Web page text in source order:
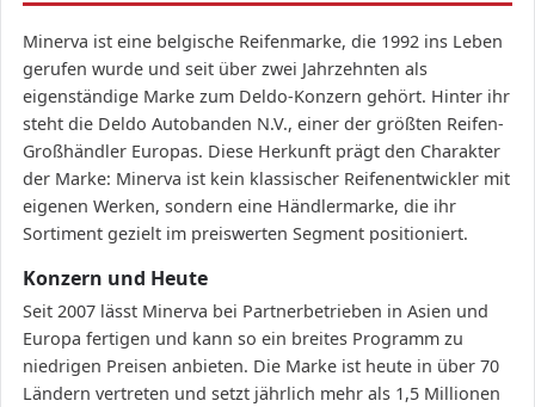
Minerva ist eine belgische Reifenmarke, die 1992 ins Leben
gerufen wurde und seit über zwei Jahrzehnten als
eigenständige Marke zum Deldo-Konzern gehört. Hinter ihr
steht die Deldo Autobanden N.V., einer der größten Reifen-
Großhändler Europas. Diese Herkunft prägt den Charakter
der Marke: Minerva ist kein klassischer Reifenentwickler mit
eigenen Werken, sondern eine Händlermarke, die ihr
Sortiment gezielt im preiswerten Segment positioniert.
Konzern und Heute
Seit 2007 lässt Minerva bei Partnerbetrieben in Asien und
Europa fertigen und kann so ein breites Programm zu
niedrigen Preisen anbieten. Die Marke ist heute in über 70
Ländern vertreten und setzt jährlich mehr als 1,5 Millionen